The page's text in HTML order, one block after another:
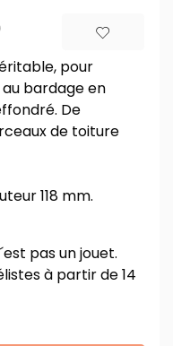
pour
bardage en
De
de toiture
118 mm.
pas un jouet.
à partir de 14